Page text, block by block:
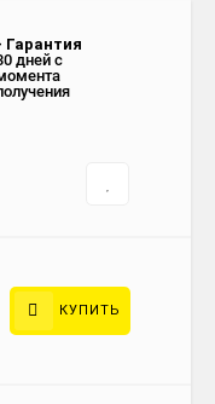
Гарантия
дней с
КУПИТЬ